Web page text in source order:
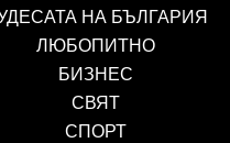
НА БЪЛГАРИЯ
ЛЮБОПИТНО
БИЗНЕС
СВЯТ
СПОРТ